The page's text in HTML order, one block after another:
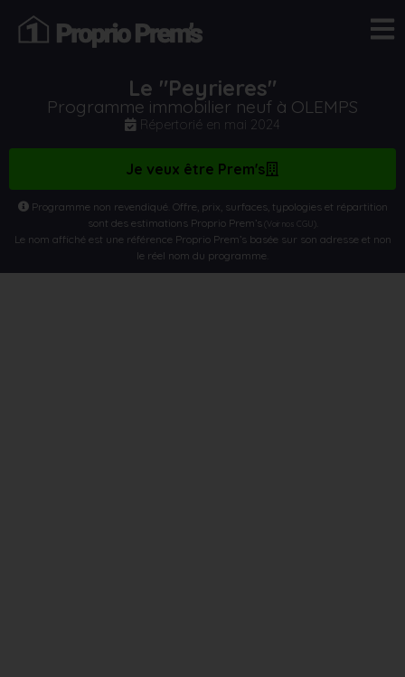
Le "Peyrieres"
Programme immobilier neuf à OLEMPS
Répertorié en mai 2024
Je veux être Prem's
Programme non revendiqué. Offre, prix, surfaces, typologies et répartition
sont des estimations Proprio Prem’s(Voir nos CGU)
Le nom affiché est une référence Proprio Prem’s basée sur son adresse et non
le réel nom du programme.